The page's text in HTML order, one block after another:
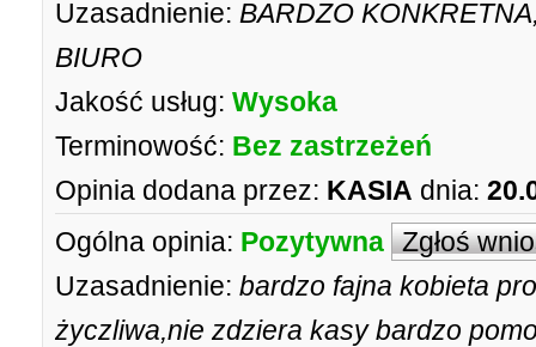
Uzasadnienie: BARDZO
BIURO
Jakość usług: Wysoka
Terminowość: Bez zastrzeżeń
Opinia dodana przez: KASIA dnia:
Ogólna opinia: Pozytywna Zgłoś
Uzasadnienie: bardzo fajna kobieta
życzliwa,nie zdziera kasy bardzo